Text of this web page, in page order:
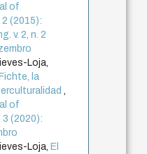
of
2 (2015):
v. 2, n. 2
Loja,
la
,
of
3 (2020):
Loja, El